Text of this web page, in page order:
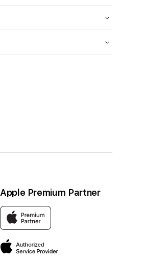
Apple Premium Partner